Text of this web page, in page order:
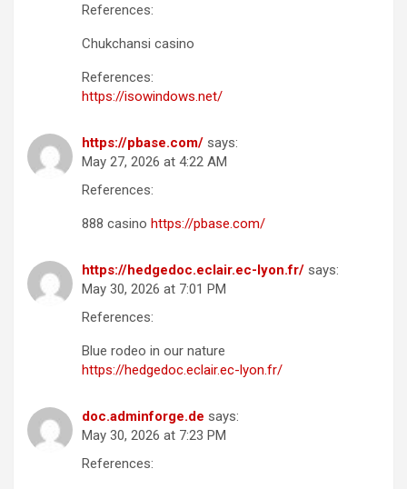
References:
Chukchansi casino
References:
https://isowindows.net/
https://pbase.com/ says:
May 27, 2026 at 4:22 AM
References:
888 casino https://pbase.com/
https://hedgedoc.eclair.ec-lyon.fr/ says:
May 30, 2026 at 7:01 PM
References:
Blue rodeo in our nature
https://hedgedoc.eclair.ec-lyon.fr/
doc.adminforge.de says:
May 30, 2026 at 7:23 PM
References: